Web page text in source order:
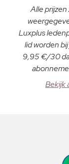
Alle
Luxplus
lid worden
9,95 €/30
Bekijk